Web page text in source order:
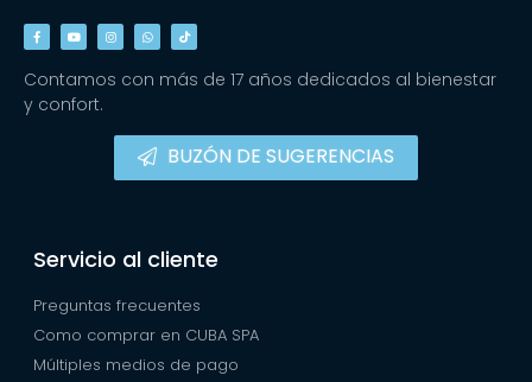
Contamos con más de 17 años dedicados al bienestar
y confort.
BUZÓN DE SUGERENCIAS
Servicio al cliente
Preguntas frecuentes
Como comprar en CUBA SPA
Múltiples medios de pago